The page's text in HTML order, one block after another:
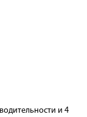
и 4